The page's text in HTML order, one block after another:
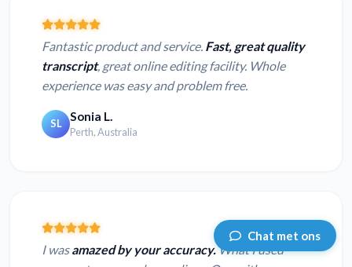
Fantastic product and service. Fast, great quality
transcript, great online editing facility. Whole
experience was easy and problem free.
SL Sonia L.
Perth, Australia
I wasamazed by your accuracy.What I used
Chat met ons